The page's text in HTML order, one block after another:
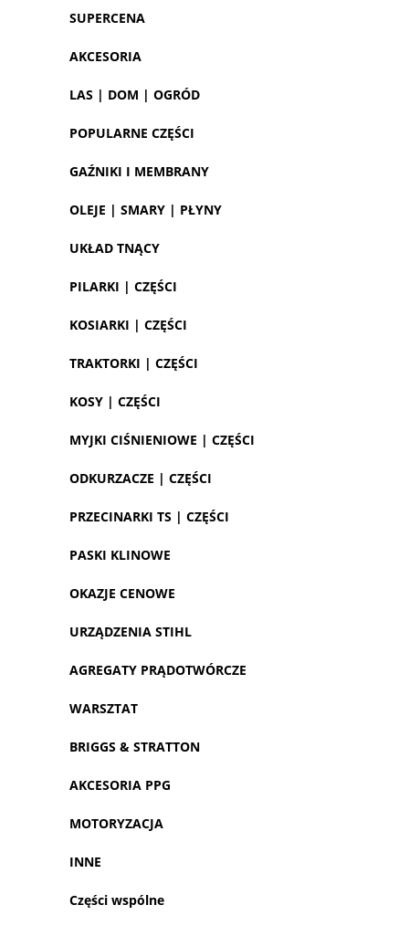
SUPERCENA
AKCESORIA
LAS | DOM | OGRÓD
POPULARNE CZĘŚCI
GAŹNIKI I MEMBRANY
OLEJE | SMARY | PŁYNY
UKŁAD TNĄCY
PILARKI | CZĘŚCI
KOSIARKI | CZĘŚCI
TRAKTORKI | CZĘŚCI
KOSY | CZĘŚCI
MYJKI CIŚNIENIOWE | CZĘŚCI
ODKURZACZE | CZĘŚCI
PRZECINARKI TS | CZĘŚCI
PASKI KLINOWE
OKAZJE CENOWE
URZĄDZENIA STIHL
AGREGATY PRĄDOTWÓRCZE
WARSZTAT
BRIGGS & STRATTON
AKCESORIA PPG
MOTORYZACJA
INNE
Części wspólne